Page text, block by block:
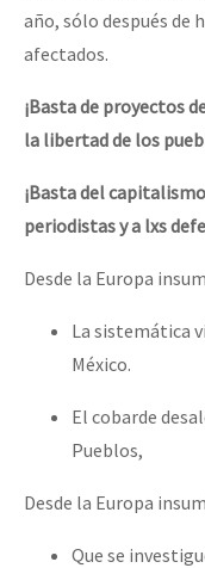
año, sólo después
afectados.
¡Basta de proyectos
la libertad de los
¡Basta del
periodistas y a lxs
Desde la Europa
La sistemática
México.
El cobarde
Pueblos,
Desde la Europa
Que se